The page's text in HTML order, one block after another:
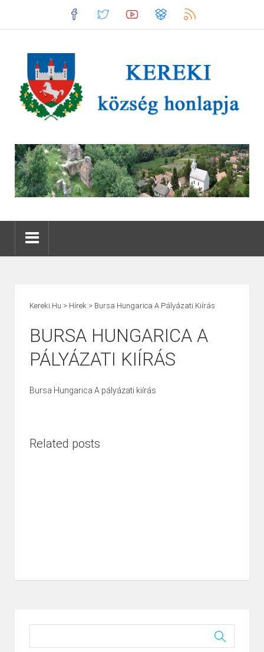
Kereki.hu > Hírek > Bursa Hungarica A Pályázati Kiírás
BURSA HUNGARICA A
PÁLYÁZATI KIÍRÁS
Bursa Hungarica A pályázati kiírás
Related posts